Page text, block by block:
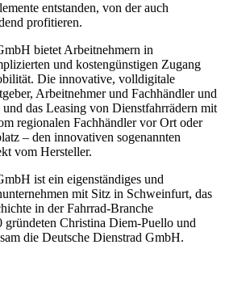
entstanden, von der auch
profitieren.
bietet Arbeitnehmern in
und kostengünstigen Zugang
Die innovative, volldigitale
Arbeitnehmer und Fachhändler und
das Leasing von Dienstfahrrädern mit
regionalen Fachhändler vor Ort oder
– den innovativen sogenannten
vom Hersteller.
ist ein eigenständiges und
mit Sitz in Schweinfurt, das
in der Fahrrad-Branche
Christina Diem-Puello und
die Deutsche Dienstrad GmbH.